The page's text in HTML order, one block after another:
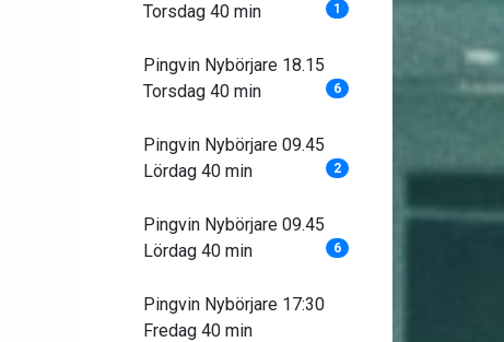
Torsdag 40 min
1
Pingvin Nybörjare 18.15
Torsdag 40 min
6
Pingvin Nybörjare 09.45
Lördag 40 min
2
Pingvin Nybörjare 09.45
Lördag 40 min
6
Pingvin Nybörjare 17:30
Fredag 40 min